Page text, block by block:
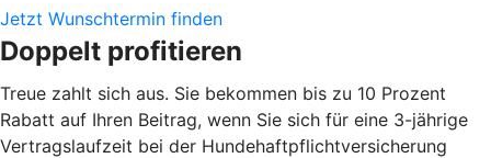
Jetzt Wunschtermin finden
Doppelt profitieren
Treue zahlt sich aus. Sie bekommen bis zu 10 Prozent
Rabatt auf Ihren Beitrag, wenn Sie sich für eine 3-jährige
Vertragslaufzeit bei der Hundehaftpflichtversicherung